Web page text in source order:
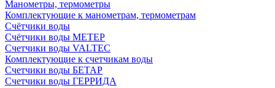
Манометры, термометры
Комплектующие к манометрам, термометрам
Счётчики воды
Счётчики воды МЕТЕР
Счетчики воды VALTEC
Комплектующие к счетчикам воды
Счетчики воды БЕТАР
Счетчики воды ГЕРРИДА